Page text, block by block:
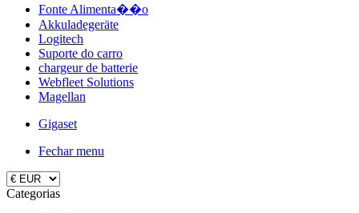
Fonte Alimenta��o
Akkuladegeräte
Logitech
Suporte do carro
chargeur de batterie
Webfleet Solutions
Magellan
Gigaset
Fechar menu
Categorias